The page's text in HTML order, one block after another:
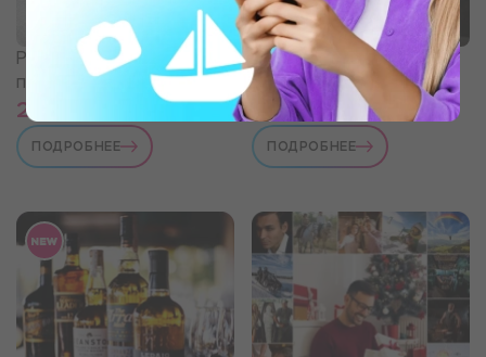
Расслабляющая СПА-
программа
2 890 ₽
ПОДРОБНЕЕ
СПА-программа для
мужчин
2 890 ₽
ПОДРОБНЕЕ